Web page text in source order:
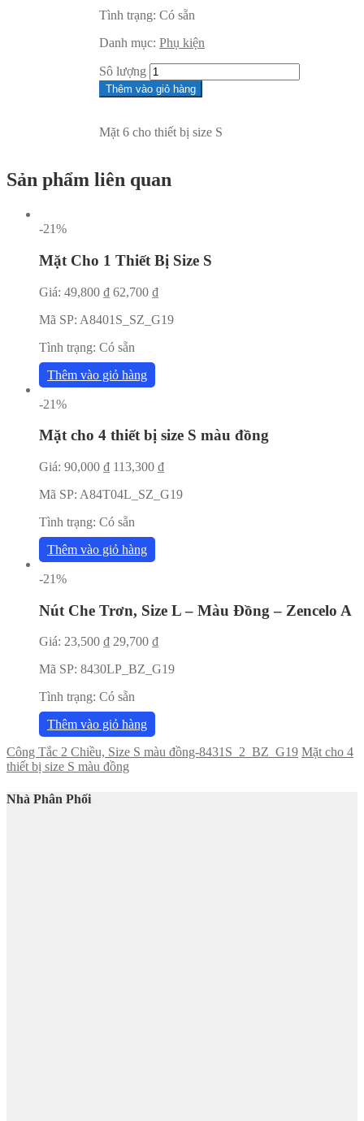
Tình trạng: Có sẵn
Danh mục: Phụ kiện
Sô lượng
Thêm vào giỏ hàng
Mặt 6 cho thiết bị size S
Sản phẩm liên quan
-21%
Mặt Cho 1 Thiết Bị Size S
Giá: 49,800 ₫ 62,700 ₫
Mã SP: A8401S_SZ_G19
Tình trạng: Có sẵn
Thêm vào giỏ hàng
-21%
Mặt cho 4 thiết bị size S màu đồng
Giá: 90,000 ₫ 113,300 ₫
Mã SP: A84T04L_SZ_G19
Tình trạng: Có sẵn
Thêm vào giỏ hàng
-21%
Nút Che Trơn, Size L – Màu Đồng – Zencelo A
Giá: 23,500 ₫ 29,700 ₫
Mã SP: 8430LP_BZ_G19
Tình trạng: Có sẵn
Thêm vào giỏ hàng
Công Tắc 2 Chiều, Size S màu đồng-8431S_2_BZ_G19 Mặt cho 4
thiết bị size S màu đồng
Nhà Phân Phối